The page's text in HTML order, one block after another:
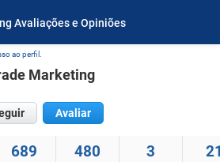
Avaliações e Opiniões
ao perfil.
Marketing
Avaliar
689 480 3